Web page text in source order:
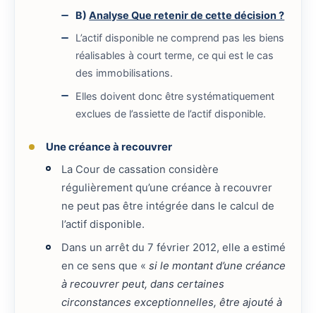
B)Analyse Que retenir de cette décision ?
L’actif disponible ne comprend pas les biens
réalisables à court terme, ce qui est le cas
des immobilisations.
Elles doivent donc être systématiquement
exclues de l’assiette de l’actif disponible.
Une créance à recouvrer
La Cour de cassation considère
régulièrement qu’une créance à recouvrer
ne peut pas être intégrée dans le calcul de
l’actif disponible.
Dans un arrêt du 7 février 2012, elle a estimé
en ce sens que «si le montant d’une créance
à recouvrer peut, dans certaines
circonstances exceptionnelles, être ajouté à